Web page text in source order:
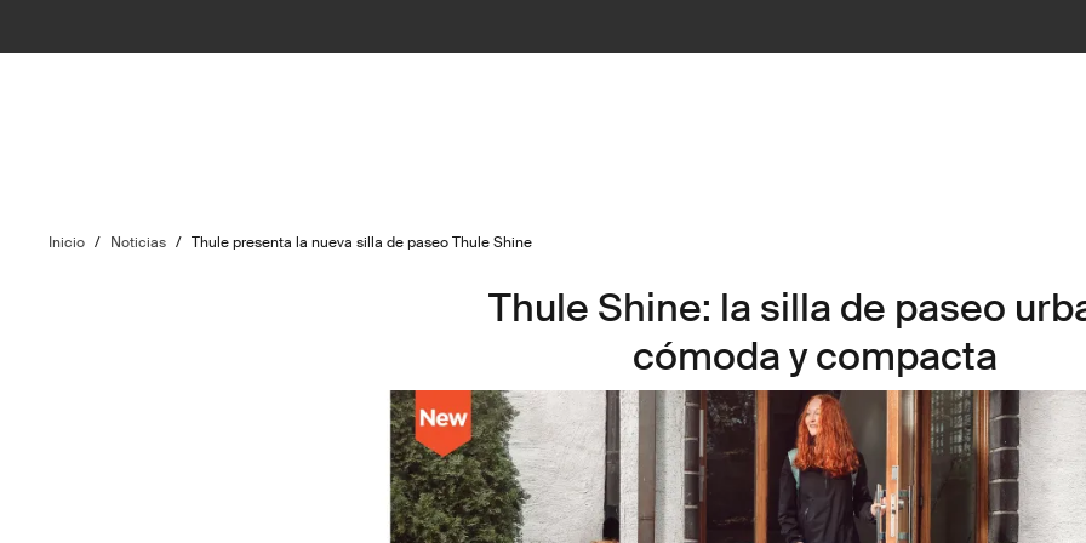
Inicio / Noticias / Thule presenta la nueva silla de paseo Thule Shine
Thule Shine: la silla de paseo
cómoda y compacta